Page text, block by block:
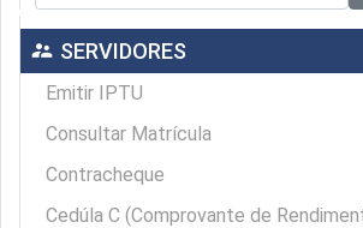
supervisor_account SERVIDORES
Emitir IPTU
Consultar Matrícula
Contracheque
Cedúla C (Comprovante de